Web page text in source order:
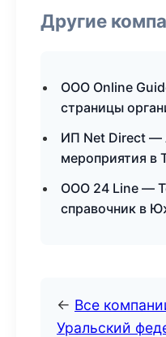
Другие
ООО Online
страницы
ИП Net Direct —
мероприятия в
ООО 24 Line —
справочник в
← Все
Уральский